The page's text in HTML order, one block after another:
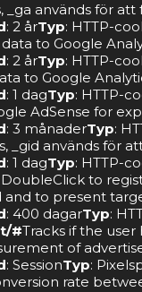
_ga används för
: 2 årTyp: HTTP-
to Google
: 2 årTyp: HTTP-
to Google
: 1 dagTyp: HTTP-
AdSense for
: 3 månaderTyp:
_gid används för
: 1 dagTyp: HTTP-
to
and to present
: 400 dagarTyp:
#Tracks if the
of
: SessionTyp:
rate